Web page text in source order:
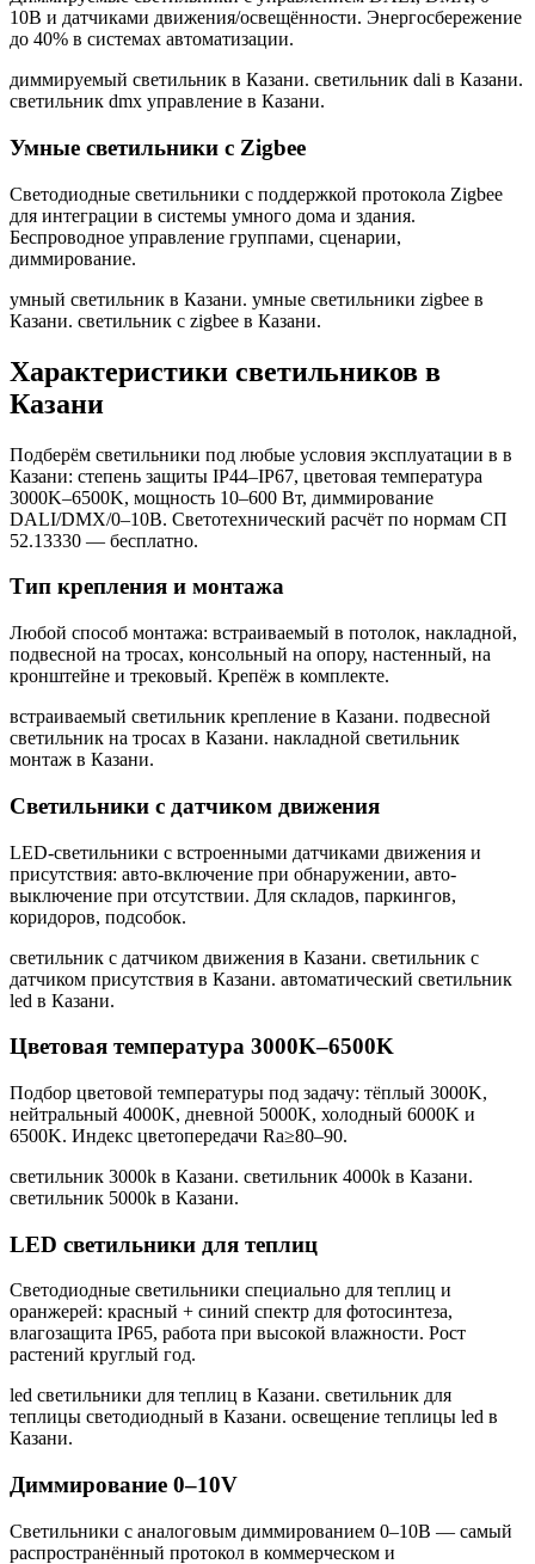
10В и датчиками движения/освещённости. Энергосбережение
до 40% в системах автоматизации.
диммируемый светильник в Казани. светильник dali в Казани.
светильник dmx управление в Казани.
Умные светильники с Zigbee
Светодиодные светильники с поддержкой протокола Zigbee
для интеграции в системы умного дома и здания.
Беспроводное управление группами, сценарии,
диммирование.
умный светильник в Казани. умные светильники zigbee в
Казани. светильник с zigbee в Казани.
Характеристики светильников в
Казани
Подберём светильники под любые условия эксплуатации в в
Казани: степень защиты IP44–IP67, цветовая температура
3000K–6500K, мощность 10–600 Вт, диммирование
DALI/DMX/0–10В. Светотехнический расчёт по нормам СП
52.13330 — бесплатно.
Тип крепления и монтажа
Любой способ монтажа: встраиваемый в потолок, накладной,
подвесной на тросах, консольный на опору, настенный, на
кронштейне и трековый. Крепёж в комплекте.
встраиваемый светильник крепление в Казани. подвесной
светильник на тросах в Казани. накладной светильник
монтаж в Казани.
Светильники с датчиком движения
LED-светильники с встроенными датчиками движения и
присутствия: авто-включение при обнаружении, авто-
выключение при отсутствии. Для складов, паркингов,
коридоров, подсобок.
светильник с датчиком движения в Казани. светильник с
датчиком присутствия в Казани. автоматический светильник
led в Казани.
Цветовая температура 3000K–6500K
Подбор цветовой температуры под задачу: тёплый 3000K,
нейтральный 4000K, дневной 5000K, холодный 6000K и
6500K. Индекс цветопередачи Ra≥80–90.
светильник 3000k в Казани. светильник 4000k в Казани.
светильник 5000k в Казани.
LED светильники для теплиц
Светодиодные светильники специально для теплиц и
оранжерей: красный + синий спектр для фотосинтеза,
влагозащита IP65, работа при высокой влажности. Рост
растений круглый год.
led светильники для теплиц в Казани. светильник для
теплицы светодиодный в Казани. освещение теплицы led в
Казани.
Диммирование 0–10V
Светильники с аналоговым диммированием 0–10В — самый
распространённый протокол в коммерческом и